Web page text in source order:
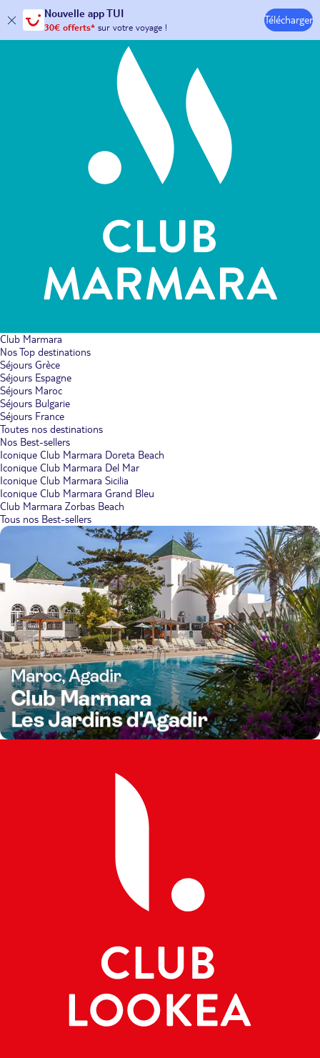
Nouvelle app TUI
30€ offerts*sur votre voyage !
avec le code :HAPPYAPP
Télécharger
Hôtels & Clubs
Club Marmara
Nos Top destinations
Séjours Grèce
Séjours Espagne
Séjours Maroc
Séjours Bulgarie
Séjours France
Toutes nos destinations
Nos Best-sellers
Iconique Club Marmara Doreta Beach
Iconique Club Marmara Del Mar
Iconique Club Marmara Sicilia
Iconique Club Marmara Grand Bleu
Club Marmara Zorbas Beach
Tous nos Best-sellers